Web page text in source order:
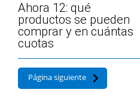
Ahora 12: qué
productos se pueden
comprar y en cuántas
cuotas
Página siguiente